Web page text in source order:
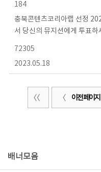
184
충북콘텐츠코리아랩 선정
서 당신의 뮤지션에게 투표하
72305
2023.05.18
이전 페이지
배너모음